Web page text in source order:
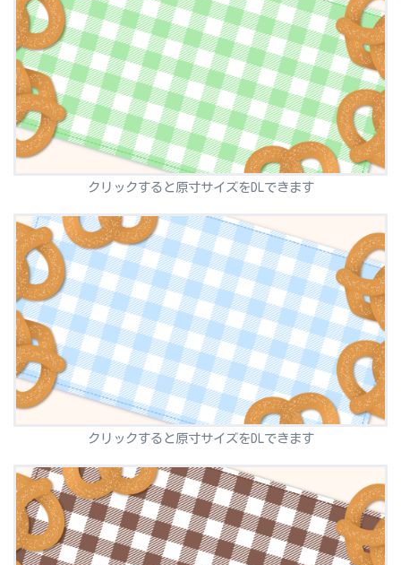
クリックすると原寸サイズをDLできます
クリックすると原寸サイズをDLできます